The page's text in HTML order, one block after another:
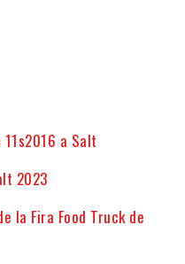
a Salt
2023
la Fira Food Truck de